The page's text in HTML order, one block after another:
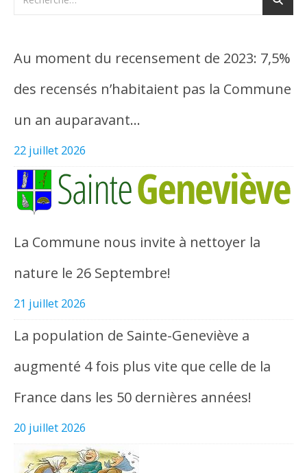
Au moment du recensement de 2023: 7,5%
des recensés n’habitaient pas la Commune
un an auparavant…
22 juillet 2026
La Commune nous invite à nettoyer la
nature le 26 Septembre!
21 juillet 2026
La population de Sainte-Geneviève a
augmenté 4 fois plus vite que celle de la
France dans les 50 dernières années!
20 juillet 2026